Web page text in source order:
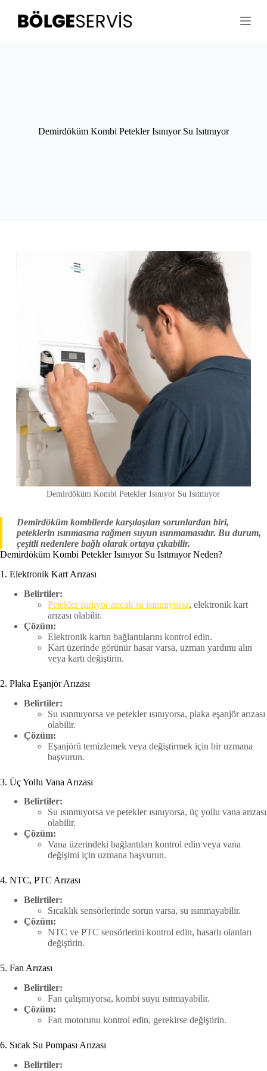
Demirdöküm Kombi Petekler Isınıyor Su Isıtmıyor
Demirdöküm Kombi Petekler Isınıyor Su Isıtmıyor
Demirdöküm kombilerde karşılaşılan sorunlardan biri,
peteklerin ısınmasına rağmen suyun ısınmamasıdır. Bu durum,
çeşitli nedenlere bağlı olarak ortaya çıkabilir.
Demirdöküm Kombi Petekler Isınıyor Su Isıtmıyor Neden?
1. Elektronik Kart Arızası
Belirtiler:
Petekler ısınıyor ancak su ısınmıyorsa, elektronik kart
arızası olabilir.
Çözüm:
Elektronik kartın bağlantılarını kontrol edin.
Kart üzerinde görünür hasar varsa, uzman yardımı alın
veya kartı değiştirin.
2. Plaka Eşanjör Arızası
Belirtiler:
Su ısınmıyorsa ve petekler ısınıyorsa, plaka eşanjör arızası
olabilir.
Çözüm:
Eşanjörü temizlemek veya değiştirmek için bir uzmana
başvurun.
3. Üç Yollu Vana Arızası
Belirtiler:
Su ısınmıyorsa ve petekler ısınıyorsa, üç yollu vana arızası
olabilir.
Çözüm:
Vana üzerindeki bağlantıları kontrol edin veya vana
değişimi için uzmana başvurun.
4. NTC, PTC Arızası
Belirtiler:
Sıcaklık sensörlerinde sorun varsa, su ısınmayabilir.
Çözüm:
NTC ve PTC sensörlerini kontrol edin, hasarlı olanları
değiştirin.
5. Fan Arızası
Belirtiler:
Fan çalışmıyorsa, kombi suyu ısıtmayabilir.
Çözüm:
Fan motorunu kontrol edin, gerekirse değiştirin.
6. Sıcak Su Pompası Arızası
Belirtiler: